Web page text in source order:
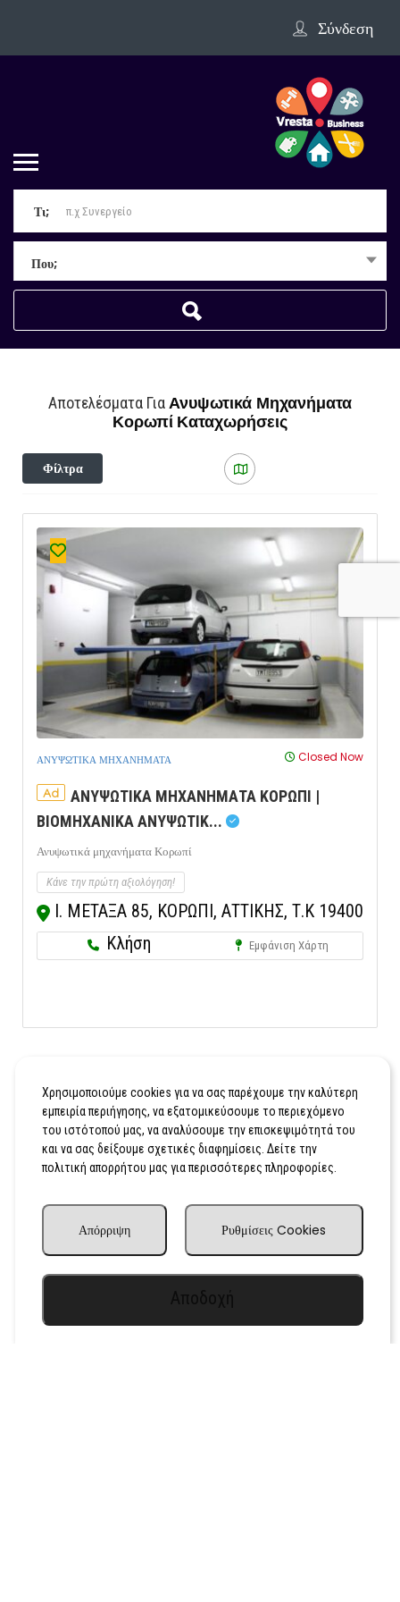
Σύνδεση
Τι;
Που;
Αποτελέσματα ΓιαΑνυψωτικά Μηχανήματα
Κορωπί Καταχωρήσεις
Φίλτρα
ΑΝΥΨΩΤΙΚΑ ΜΗΧΑΝΗΜΑΤΑ Closed Now
Ad
ΑΝΥΨΩΤΙΚΑ ΜΗΧΑΝΗΜΑΤΑ ΚΟΡΩΠΙ |
ΒΙΟΜΗΧΑΝΙΚΑ ΑΝΥΨΩΤΙΚ...
Ανυψωτικά μηχανήματα Κορωπί
Κάνε την πρώτη αξιολόγηση!
Ι. ΜΕΤΑΞΑ 85, ΚΟΡΩΠΙ, ΑΤΤΙΚΗΣ, Τ.Κ 19400
Κλήση
Εμφάνιση Χάρτη
Χρησιμοποιούμε cookies για να σας παρέχουμε την καλύτερη
εμπειρία περιήγησης, να εξατομικεύσουμε το περιεχόμενο
του ιστότοπού μας, να αναλύσουμε την επισκεψιμότητά του
και να σας δείξουμε σχετικές διαφημίσεις. Δείτε την
πολιτική απορρήτου μας για περισσότερες πληροφορίες.
Ρυθμίσεις Cookies
Απόρριψη